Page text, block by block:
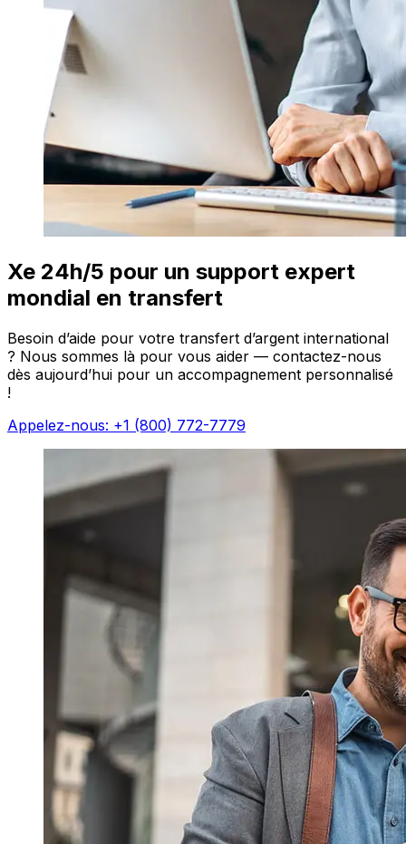
Xe 24h/5 pour un support expert
mondial en transfert
Besoin d’aide pour votre transfert d’argent international
? Nous sommes là pour vous aider — contactez-nous
dès aujourd’hui pour un accompagnement personnalisé
!
Appelez-nous: +1 (800) 772-7779